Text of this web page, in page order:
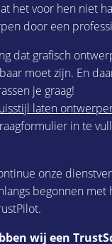
het voor hen niet
door een
dat grafisch
moet zijn. En
je graag!
laten
in te
onze
begonnen met
wij een